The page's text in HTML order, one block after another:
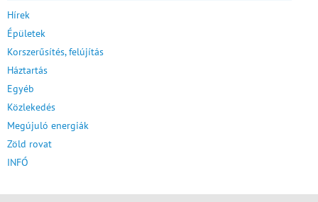
Hírek
Épületek
Korszerűsítés, felújítás
Háztartás
Egyéb
Közlekedés
Megújuló energiák
Zöld rovat
INFÓ